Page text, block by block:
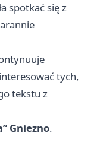
spotkać się z
tych,
tekstu z
Gniezno.